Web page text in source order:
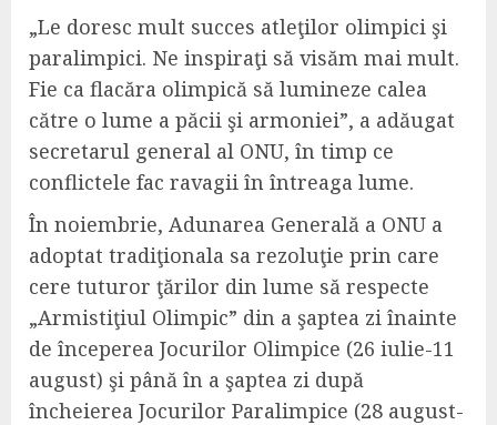
„Le doresc mult succes atleţilor olimpici şi
paralimpici. Ne inspiraţi să visăm mai mult.
Fie ca flacăra olimpică să lumineze calea
către o lume a păcii şi armoniei”, a adăugat
secretarul general al ONU, în timp ce
conflictele fac ravagii în întreaga lume.
În noiembrie, Adunarea Generală a ONU a
adoptat tradiţionala sa rezoluţie prin care
cere tuturor ţărilor din lume să respecte
„Armistiţiul Olimpic” din a şaptea zi înainte
de începerea Jocurilor Olimpice (26 iulie-11
august) şi până în a şaptea zi după
încheierea Jocurilor Paralimpice (28 august-